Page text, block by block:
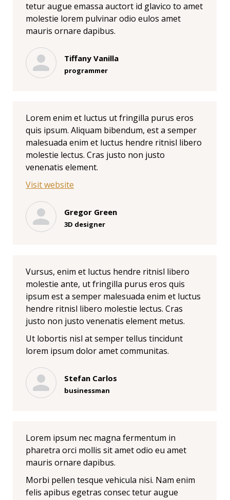
tetur augue emassa auctort id glavico to amet
molestie lorem pulvinar odio eulos amet
mauris ornare dapibus.
Tiffany Vanilla
programmer
Lorem enim et luctus ut fringilla purus eros
quis ipsum. Aliquam bibendum, est a semper
malesuada enim et luctus hendre ritnisl libero
molestie lectus. Cras justo non justo
venenatis element.
Visit website
Gregor Green
3D designer
Vursus, enim et luctus hendre ritnisl libero
molestie ante, ut fringilla purus eros quis
ipsum est a semper malesuada enim et luctus
hendre ritnisl libero molestie lectus. Cras
justo non justo venenatis element metus.
Ut lobortis nisl at semper tellus tincidunt
lorem ipsum dolor amet communitas.
Stefan Carlos
businessman
Lorem ipsum nec magna fermentum in
pharetra orci mollis sit amet odio eu amet
mauris ornare dapibus.
Morbi pellen tesque vehicula nisi. Nam enim
felis apibus egetras consec tetur augue